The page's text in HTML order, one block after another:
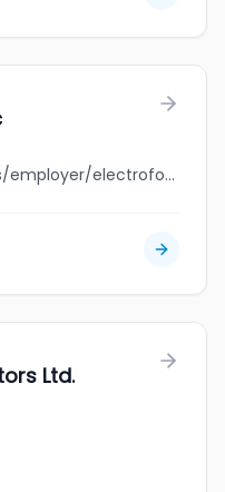
jobbank.gc.ca/browsejobs/employer/electroforme+inc/ca
Ltd.